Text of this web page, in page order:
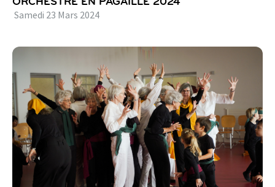
Samedi 23 Mars 2024